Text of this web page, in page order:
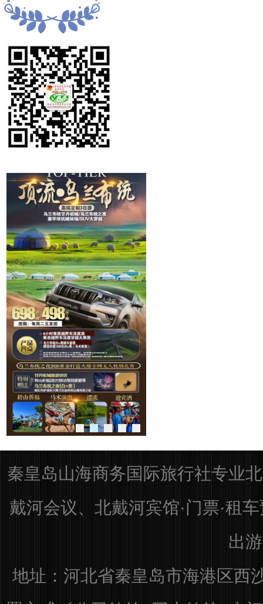
秦皇岛山海商务国际旅行社专业
戴河会议、北戴河宾馆·门票·租
出
地址：河北省秦皇岛市海港区西